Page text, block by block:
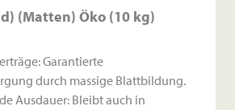
RKL Columba (d) (Matten) Öko (10 kg)
Garantierte
durch massige Blattbildung.
Ausdauer: Bleibt auch in